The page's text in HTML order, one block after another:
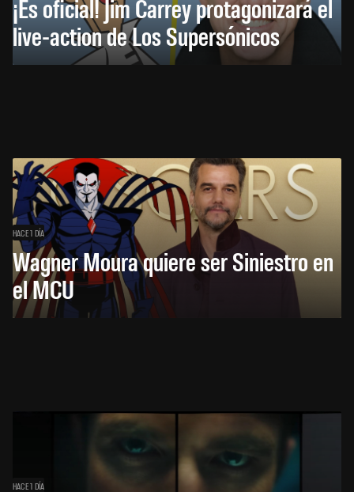
¡Es oficial! Jim Carrey protagonizará el
live-action de Los Supersónicos
HACE 1 DÍA
Wagner Moura quiere ser Siniestro en
el MCU
HACE 1 DÍA